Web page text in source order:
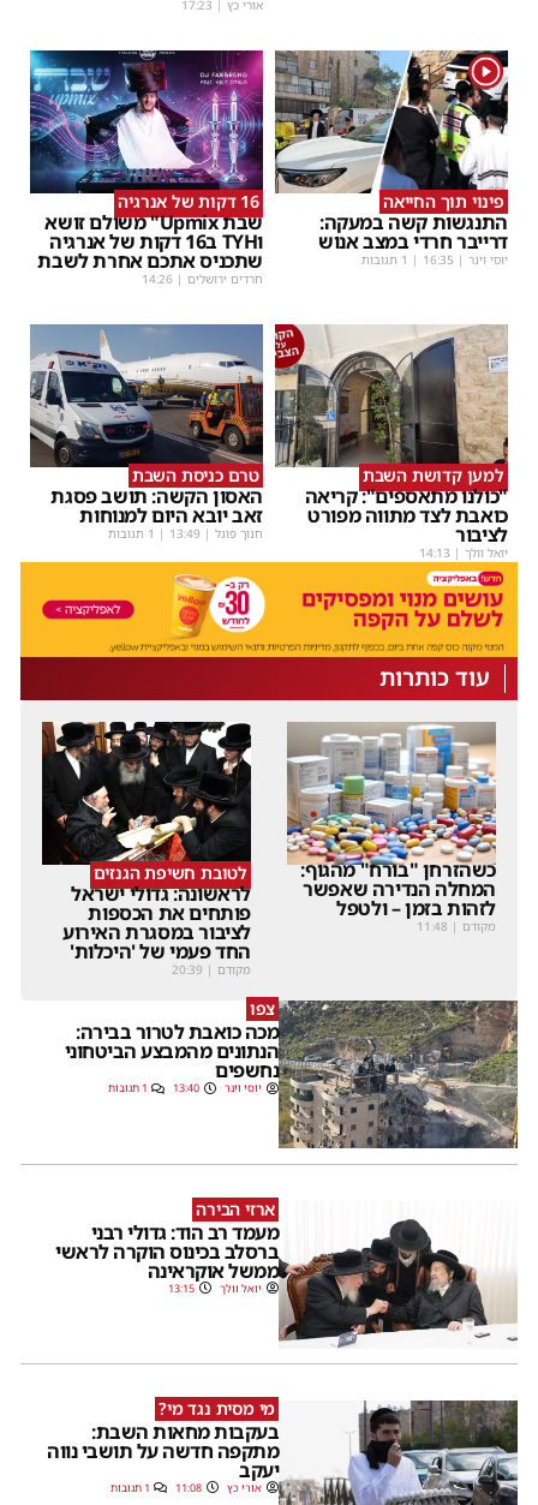
אורי כץ 17:23
1
פינוי תוך החייאה
התנגשות קשה במעקה:
דרייבר חרדי במצב אנוש
יוסי וינר |
16:35 | 1 תגובות
16 דקות של אנרגיה
שבת Upmix" משולם זושא
וTYH ב16 דקות של אנרגיה
שתכניס אתכם אחרת לשבת
חרדים ירושלים |
14:26
למען קדושת השבת
"כולנו מתאספים": קריאה
כואבת לצד מתווה מפורט
לציבור
יואל וולך |
14:13
טרם כניסת השבת
האסון הקשה: תושב פסגת
זאב יובא היום למנוחות
חנוך פוגל |
13:49 | 1 תגובות
עוד כותרות
כשהזרחן "בורח" מהגוף:
המחלה הנדירה שאפשר
לזהות בזמן – ולטפל
מקודם |
11:48
לטובת חשיפת הגנזים
לראשונה: גדולי ישראל
פותחים את הכספות
לציבור במסגרת האירוע
החד פעמי של 'היכלות'
מקודם |
20:39
צפו
מכה כואבת לטרור בבירה:
הנתונים מהמבצע הביטחוני
נחשפים
יוסי וינר 13:40 1 תגובות
ארזי הבירה
מעמד רב הוד: גדולי רבני
ברסלב בכינוס הוקרה לראשי
ממשל אוקראינה
יואל וולך 13:15
מי מסית נגד מי?
בעקבות מחאות השבת:
מתקפה חדשה על תושבי נווה
יעקב
אורי כץ 11:08 1 תגובות